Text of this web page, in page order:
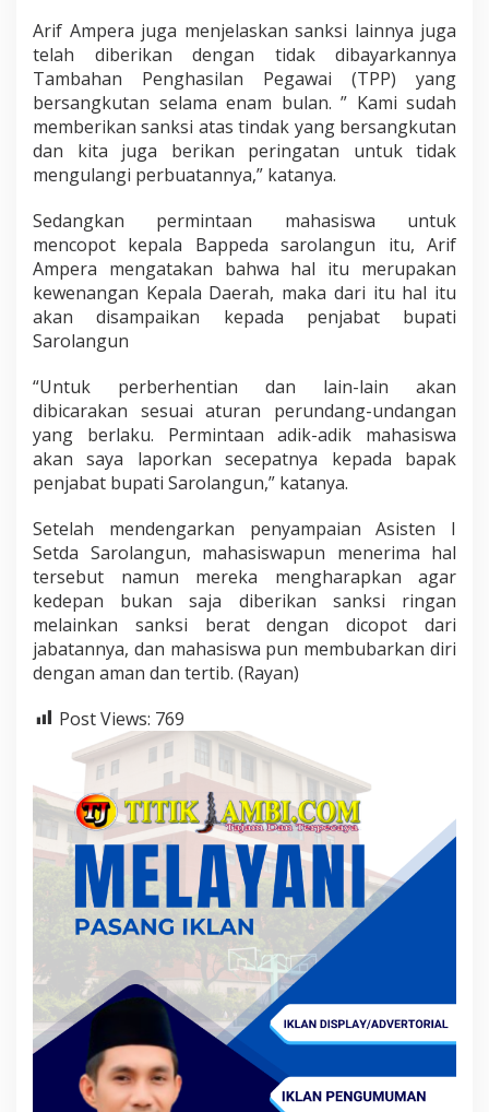
Arif Ampera juga menjelaskan sanksi lainnya juga
telah diberikan dengan tidak dibayarkannya
Tambahan Penghasilan Pegawai (TPP) yang
bersangkutan selama enam bulan. ” Kami sudah
memberikan sanksi atas tindak yang bersangkutan
dan kita juga berikan peringatan untuk tidak
mengulangi perbuatannya,” katanya.
Sedangkan permintaan mahasiswa untuk
mencopot kepala Bappeda sarolangun itu, Arif
Ampera mengatakan bahwa hal itu merupakan
kewenangan Kepala Daerah, maka dari itu hal itu
akan disampaikan kepada penjabat bupati
Sarolangun
“Untuk perberhentian dan lain-lain akan
dibicarakan sesuai aturan perundang-undangan
yang berlaku. Permintaan adik-adik mahasiswa
akan saya laporkan secepatnya kepada bapak
penjabat bupati Sarolangun,” katanya.
Setelah mendengarkan penyampaian Asisten I
Setda Sarolangun, mahasiswapun menerima hal
tersebut namun mereka mengharapkan agar
kedepan bukan saja diberikan sanksi ringan
melainkan sanksi berat dengan dicopot dari
jabatannya, dan mahasiswa pun membubarkan diri
dengan aman dan tertib. (Rayan)
Post Views: 769